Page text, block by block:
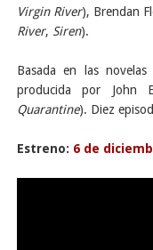
Virgin River), Brendan
River, Siren).
Basada en las
producida por John
Quarantine). Diez
Estreno: 6 de